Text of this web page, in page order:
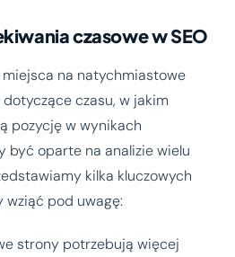
czasowe w SEO
miejsca na natychmiastowe
czasu, w jakim
pozycję w wynikach
być oparte na analizie wielu
kilka kluczowych
wziąć pod uwagę:
strony potrzebują więcej